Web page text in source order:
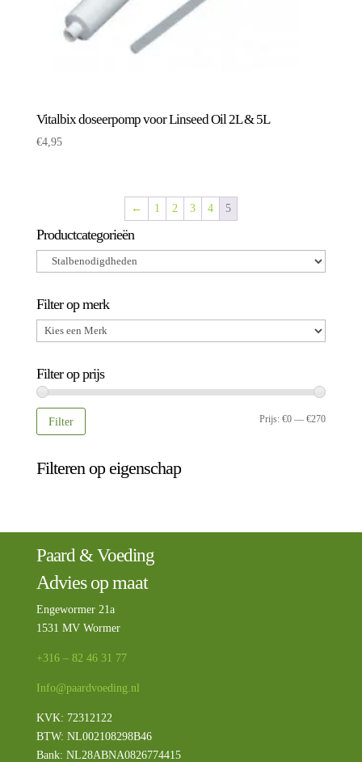
Vitalbix doseerpomp voor Linseed Oil 2L & 5L
€4,95
← 1 2 3 4 5
Productcategorieën
Filter op merk
Filter op prijs
Min.
Max.
Filter Prijs:€0 —€270
Filteren op eigenschap
Paard & Voeding
Advies op maat
Engewormer 21a
1531 MV Wormer
+316 – 82 46 31 77
Info@paardvoeding.nl
KVK: 72312122
BTW: NL002108298B46
Bank: NL28ABNA0826774415